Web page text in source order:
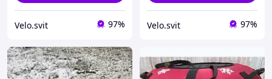
Velo.svit 97% Velo.svit 97%